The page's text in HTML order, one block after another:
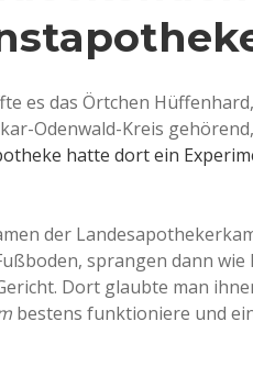
es das Örtchen
Odenwald-Kreis
hatte dort ein
der
sprangen dann
Dort glaubte man
bestens funktioniere und